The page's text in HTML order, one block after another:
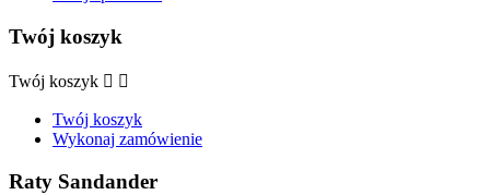
Twój koszyk
Twój koszyk  
Twój koszyk
Wykonaj zamówienie
Raty Sandander